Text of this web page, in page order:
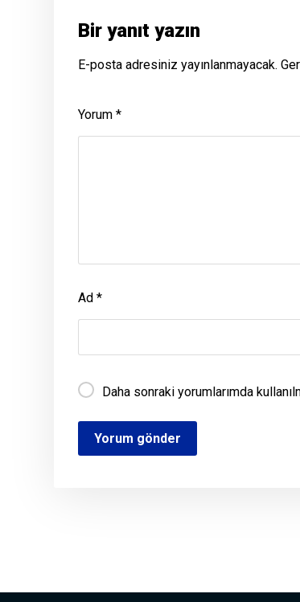
Bir yanıt yazın
E-posta adresiniz yayınlanmayacak.
Yorum*
Ad*
Daha sonraki yorumlarımda